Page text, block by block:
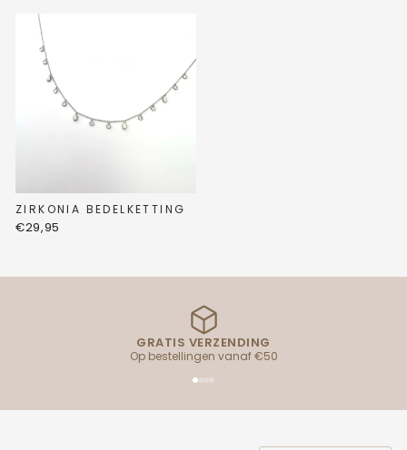
ZIRKONIA BEDELKETTING
€29,95
GRATIS VERZENDING
Op bestellingen vanaf €50